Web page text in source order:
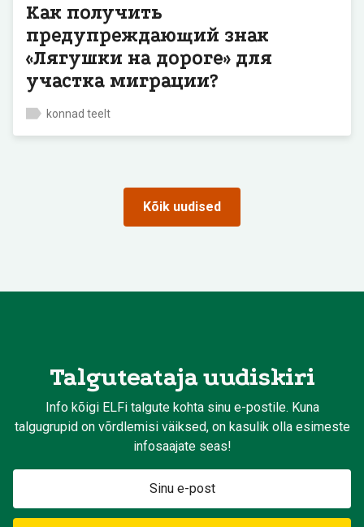
Как получить
предупреждающий знак
«Лягушки на дороге» для
участка миграции?
konnad teelt
Kõik uudised
Talguteataja uudiskiri
Info kõigi ELFi talgute kohta sinu e-postile. Kuna
talgugrupid on võrdlemisi väiksed, on kasulik olla esimeste
infosaajate seas!